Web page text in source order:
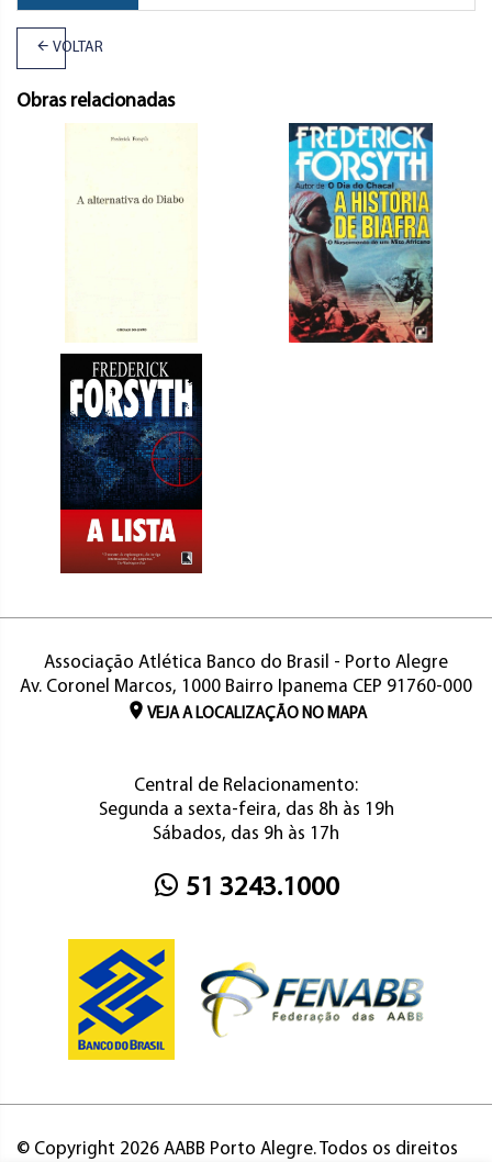
VOLTAR
Obras relacionadas
Associação Atlética Banco do Brasil - Porto Alegre
Av. Coronel Marcos, 1000 Bairro Ipanema CEP 91760-000
VEJA A LOCALIZAÇÃO NO MAPA
Central de Relacionamento:
Segunda a sexta-feira, das 8h às 19h
Sábados, das 9h às 17h
51 3243.1000
© Copyright 2026 AABB Porto Alegre. Todos os direitos